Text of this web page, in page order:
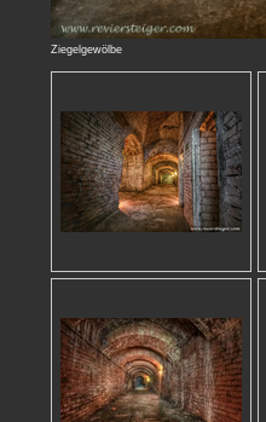
Ziegelgewölbe